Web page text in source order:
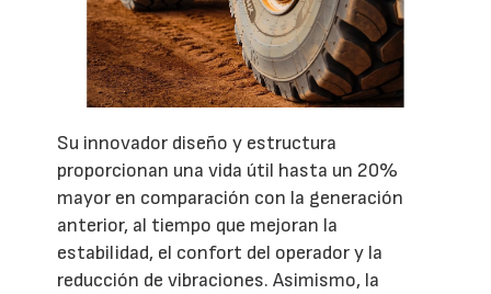
Su innovador diseño y estructura
proporcionan una vida útil hasta un 20%
mayor en comparación con la generación
anterior, al tiempo que mejoran la
estabilidad, el confort del operador y la
reducción de vibraciones. Asimismo, la